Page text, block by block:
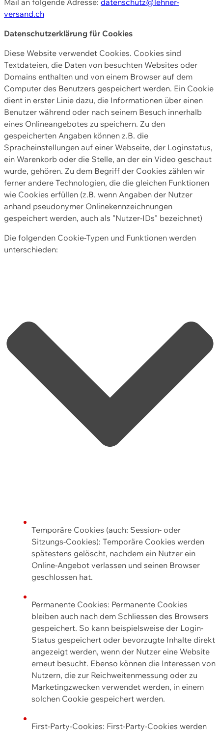
versand.ch
Datenschutzerklärung für Cookies
Diese Website verwendet Cookies. Cookies sind
Textdateien, die Daten von besuchten Websites oder
Domains enthalten und von einem Browser auf dem
Computer des Benutzers gespeichert werden. Ein Cookie
dient in erster Linie dazu, die Informationen über einen
Benutzer während oder nach seinem Besuch innerhalb
eines Onlineangebotes zu speichern. Zu den
gespeicherten Angaben können z.B. die
Spracheinstellungen auf einer Webseite, der Loginstatus,
ein Warenkorb oder die Stelle, an der ein Video geschaut
wurde, gehören. Zu dem Begriff der Cookies zählen wir
ferner andere Technologien, die die gleichen Funktionen
wie Cookies erfüllen (z.B. wenn Angaben der Nutzer
anhand pseudonymer Onlinekennzeichnungen
gespeichert werden, auch als "Nutzer-IDs" bezeichnet)
Die folgenden Cookie-Typen und Funktionen werden
unterschieden:
Temporäre Cookies (auch: Session- oder
Sitzungs-Cookies): Temporäre Cookies werden
spätestens gelöscht, nachdem ein Nutzer ein
Online-Angebot verlassen und seinen Browser
geschlossen hat.
Permanente Cookies: Permanente Cookies
bleiben auch nach dem Schliessen des Browsers
gespeichert. So kann beispielsweise der Login-
Status gespeichert oder bevorzugte Inhalte direkt
angezeigt werden, wenn der Nutzer eine Website
erneut besucht. Ebenso können die Interessen von
Nutzern, die zur Reichweitenmessung oder zu
Marketingzwecken verwendet werden, in einem
solchen Cookie gespeichert werden.
First-Party-Cookies: First-Party-Cookies werden